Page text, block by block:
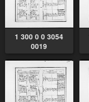
1 300 0 0 3054
0019